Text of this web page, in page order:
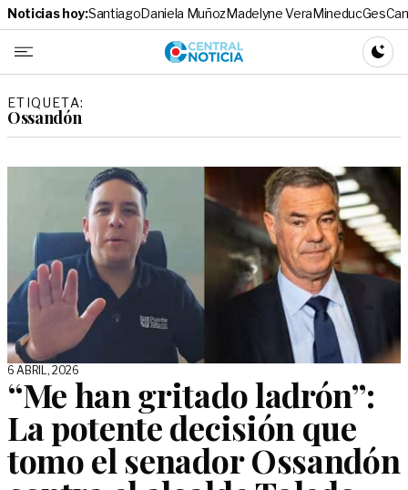
Noticias hoy:SantiagoDaniela MuñozMadelyne VeraMineducGes
Central
ETIQUETA:
Ossandón
6 ABRIL, 2026
“Me han gritado ladrón”:
La potente decisión que
tomo el senador Ossandón